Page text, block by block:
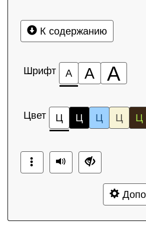
К содержанию
Шрифт А А А
Цвет Ц Ц Ц Ц Ц